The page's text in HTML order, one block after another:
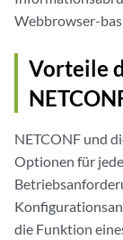
Webbrowser-
Vorteile
NETCONF und
Optionen für
die Funktion